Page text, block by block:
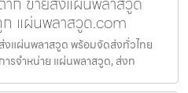
แผ่นพลาสวูด.com
งแผ่นพลาสวูด พร้อมจัดส่งทั่วไทย
รจำหน่าย แผ่นพลาสวูด, ส่งท